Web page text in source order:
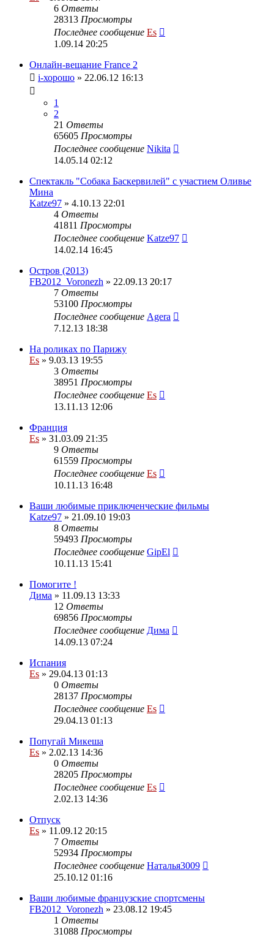
6 Ответы
28313 Просмотры
Последнее сообщение Es
1.09.14 20:25
Онлайн-вещание France 2
i-хорошо » 22.06.12 16:13
1
2
21 Ответы
65605 Просмотры
Последнее сообщение Nikita
14.05.14 02:12
Спектакль "Собака Баскервилей" с участием Оливье
Мина
Katze97 » 4.10.13 22:01
4 Ответы
41811 Просмотры
Последнее сообщение Katze97
14.02.14 16:45
Остров (2013)
FB2012_Voronezh » 22.09.13 20:17
7 Ответы
53100 Просмотры
Последнее сообщение Agera
7.12.13 18:38
На роликах по Парижу
Es » 9.03.13 19:55
3 Ответы
38951 Просмотры
Последнее сообщение Es
13.11.13 12:06
Франция
Es » 31.03.09 21:35
9 Ответы
61559 Просмотры
Последнее сообщение Es
10.11.13 16:48
Ваши любимые приключенческие фильмы
Katze97 » 21.09.10 19:03
8 Ответы
59493 Просмотры
Последнее сообщение GipEl
10.11.13 15:41
Помогите !
Дима » 11.09.13 13:33
12 Ответы
69856 Просмотры
Последнее сообщение Дима
14.09.13 07:24
Испания
Es » 29.04.13 01:13
0 Ответы
28137 Просмотры
Последнее сообщение Es
29.04.13 01:13
Попугай Микеша
Es » 2.02.13 14:36
0 Ответы
28205 Просмотры
Последнее сообщение Es
2.02.13 14:36
Отпуск
Es » 11.09.12 20:15
7 Ответы
52934 Просмотры
Последнее сообщение Наталья3009
25.10.12 01:16
Ваши любимые французские спортсмены
FB2012_Voronezh » 23.08.12 19:45
1 Ответы
31088 Просмотры